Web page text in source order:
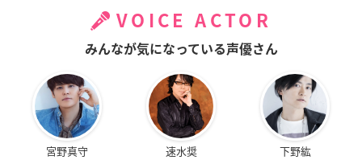
VOICE ACTOR
みんなが気になっている声優さん
宮野真守 速水奨 下野紘